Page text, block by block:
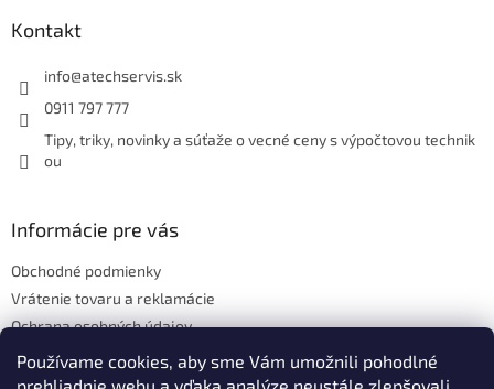
Používame cookies, aby sme Vám umožnili pohodlné
Kontakt
info@atechservis.sk
0911 797 777
Tipy, triky, novinky a súťaže o vecné ceny s výpočtovou technik
ou
Informácie pre vás
Obchodné podmienky
Vrátenie tovaru a reklamácie
Ochrana osobných údajov
Hodnotenie obchodu